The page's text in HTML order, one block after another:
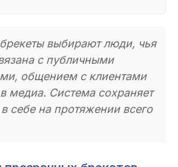
выбирают люди, чья
с публичными
общением с клиентами
медиа. Система сохраняет
себе на протяжении всего